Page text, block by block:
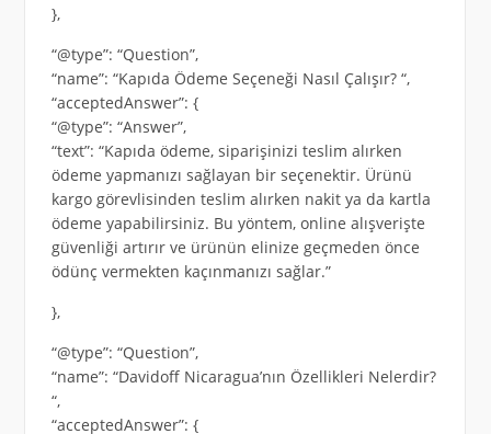
},
“@type”: “Question”,
“name”: “Kapıda Ödeme Seçeneği Nasıl Çalışır? “,
“acceptedAnswer”: {
“@type”: “Answer”,
“text”: “Kapıda ödeme, siparişinizi teslim alırken
ödeme yapmanızı sağlayan bir seçenektir. Ürünü
kargo görevlisinden teslim alırken nakit ya da kartla
ödeme yapabilirsiniz. Bu yöntem, online alışverişte
güvenliği artırır ve ürünün elinize geçmeden önce
ödünç vermekten kaçınmanızı sağlar.”
},
“@type”: “Question”,
“name”: “Davidoff Nicaragua’nın Özellikleri Nelerdir?
“,
“acceptedAnswer”: {